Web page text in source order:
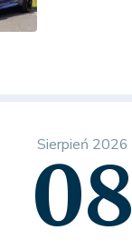
Sierpień 2026
08